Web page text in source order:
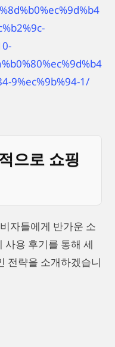
9%ec%9b%94-1/
으로 쇼핑
자들에게 반가운 소
사용 후기를 통해 세
전략을 소개하겠습니